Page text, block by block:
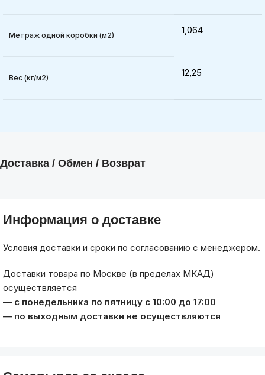
Метраж одной коробки (м2) 1,064
Вес (кг/м2) 12,25
Доставка / Обмен / Возврат
Информация о доставке
Условия доставки и сроки по согласованию с менеджером.
Доставки товара по Москве (в пределах МКАД)
осуществляется
— с понедельника по пятницу с 10:00 до 17:00
— по выходным доставки не осуществляются